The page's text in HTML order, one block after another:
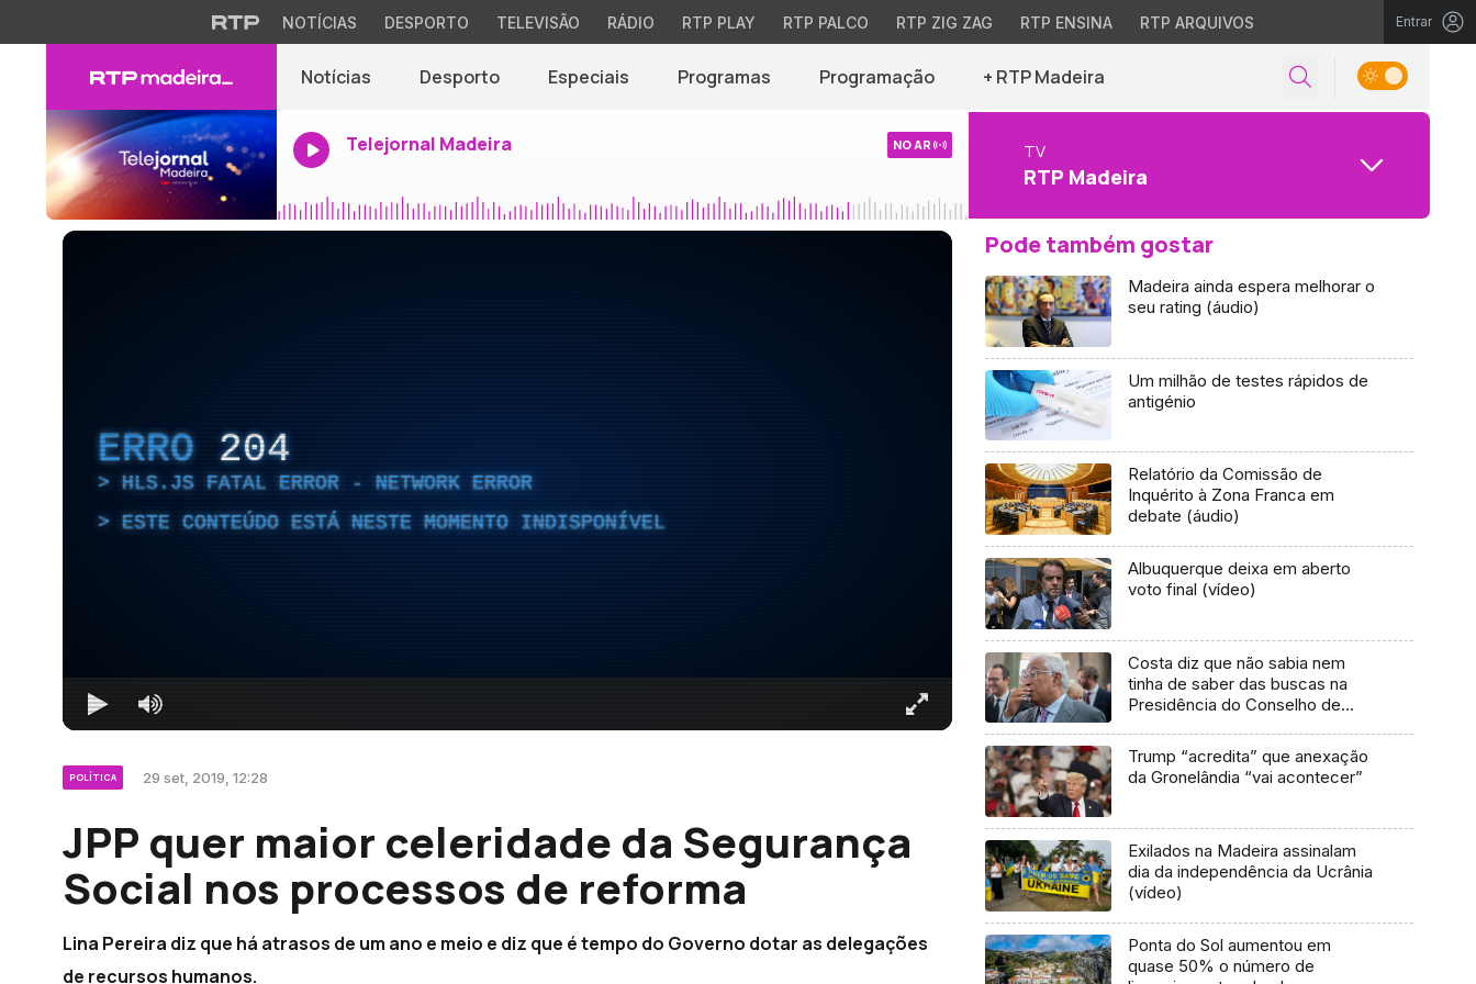
NOTÍCIAS DESPORTO TELEVISÃO RÁDIO RTP PLAY RTP PALCO RTP ZIG ZAG RTP ENSINA RTP ARQUIVOS Entrar
Notícias Desporto Especiais Programas Programação + RTP Madeira
Telejornal Madeira NO AR TV
RTP Madeira
ERRO 204
HLS.JS FATAL ERROR - NETWORK ERROR
ESTE CONTEÚDO ESTÁ NESTE MOMENTO INDISPONÍVEL
POLÍTICA 29 set, 2019, 12:28
JPP quer maior celeridade da Segurança
Social nos processos de reforma
Lina Pereira diz que há atrasos de um ano e meio e diz que é tempo do Governo dotar as delegações
de recursos humanos.
Pode também gostar
Madeira ainda espera melhorar o
seu rating (áudio)
Um milhão de testes rápidos de
antigénio
Relatório da Comissão de
Inquérito à Zona Franca em
debate (áudio)
Albuquerque deixa em aberto
voto final (vídeo)
Costa diz que não sabia nem
tinha de saber das buscas na
Presidência do Conselho de
Trump “acredita” que anexação
da Gronelândia “vai acontecer”
Exilados na Madeira assinalam
dia da independência da Ucrânia
(vídeo)
Ponta do Sol aumentou em
quase 50% o número de